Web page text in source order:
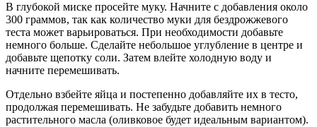
В глубокой миске просейте муку. Начните с добавления около
300 граммов, так как количество муки для бездрожжевого
теста может варьироваться. При необходимости добавьте
немного больше. Сделайте небольшое углубление в центре и
добавьте щепотку соли. Затем влейте холодную воду и
начните перемешивать.
Отдельно взбейте яйца и постепенно добавляйте их в тесто,
продолжая перемешивать. Не забудьте добавить немного
растительного масла (оливковое будет идеальным вариантом).